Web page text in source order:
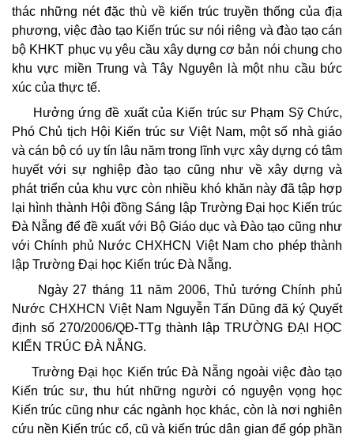
thác những nét đặc thù về kiến trúc truyền thống của địa
phương, việc đào tạo Kiến trúc sư nói riêng và đào tạo cán
bộ KHKT phục vụ yêu cầu xây dựng cơ bản nói chung cho
khu vực miền Trung và Tây Nguyên là một nhu cầu bức
xúc của thực tế.
Hưởng ứng đề xuất của Kiến trúc sư Phạm Sỹ Chức,
Phó Chủ tịch Hội Kiến trúc sư Việt Nam, một số nhà giáo
và cán bộ có uy tín lâu năm trong lĩnh vực xây dựng có tâm
huyết với sự nghiệp đào tạo cũng như về xây dựng và
phát triển của khu vực còn nhiều khó khăn này đã tập hợp
lại hình thành Hội đồng Sáng lập Trường Đại học Kiến trúc
Đà Nẵng để đề xuất với Bộ Giáo dục và Đào tạo cũng như
với Chính phủ Nước CHXHCN Việt Nam cho phép thành
lập Trường Đại học Kiến trúc Đà Nẵng.
Ngày 27 tháng 11 năm 2006, Thủ tướng Chính phủ
Nước CHXHCN Việt Nam Nguyễn Tấn Dũng đã ký Quyết
định số 270/2006/QĐ-TTg thành lập TRƯỜNG ĐẠI HỌC
KIẾN TRÚC ĐÀ NẴNG.
Trường Đại học Kiến trúc Đà Nẵng ngoài việc đào tạo
Kiến trúc sư, thu hút những người có nguyện vọng học
Kiến trúc cũng như các ngành học khác, còn là nơi nghiên
cứu nền Kiến trúc cổ, cũ và kiến trúc dân gian để góp phần